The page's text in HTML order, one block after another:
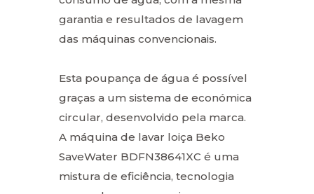
garantia e resultados de lavagem
das máquinas convencionais.
Esta poupança de água é possível
graças a um sistema de económica
circular, desenvolvido pela marca.
A máquina de lavar loiça Beko
SaveWater BDFN38641XC é uma
mistura de eficiência, tecnologia